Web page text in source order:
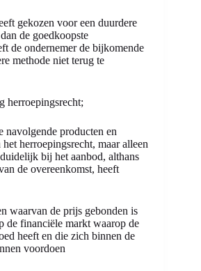
gekozen voor een duurdere
de goedkoopste
de ondernemer de bijkomende
methode niet terug te
herroepingsrecht;
navolgende producten en
herroepingsrecht, maar alleen
bij het aanbod, althans
de overeenkomst, heeft
waarvan de prijs gebonden is
de financiële markt waarop de
heeft en die zich binnen de
voordoen